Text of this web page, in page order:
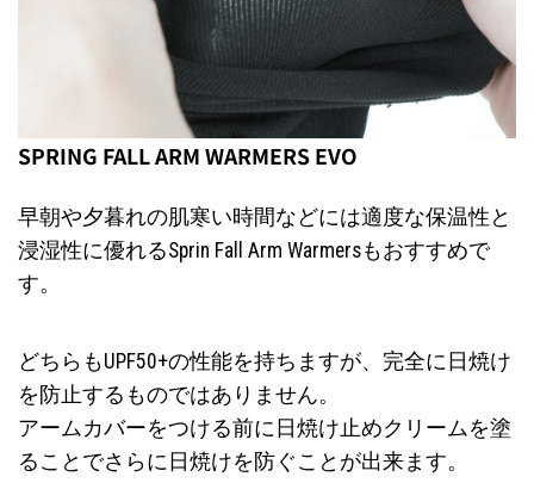
SPRING FALL ARM WARMERS EVO
早朝や夕暮れの肌寒い時間などには適度な保温性と
浸湿性に優れるSprin Fall Arm Warmersもおすすめで
す。
どちらもUPF50+の性能を持ちますが、完全に日焼け
を防止するものではありません。
アームカバーをつける前に日焼け止めクリームを塗
ることでさらに日焼けを防ぐことが出来ます。